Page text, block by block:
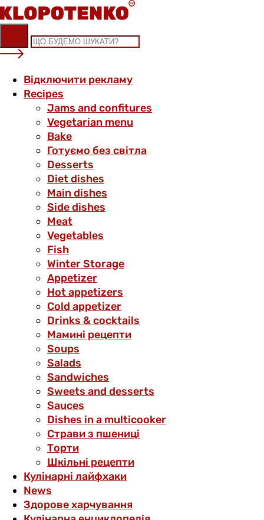
Skip
to
content
Відключити рекламу
Recipes
Jams and confitures
Vegetarian menu
Bake
Готуємо без світла
Desserts
Diet dishes
Main dishes
Side dishes
Meat
Vegetables
Fish
Winter Storage
Аppetizer
Hot appetizers
Cold appetizer
Drinks & cocktails
Мамині рецепти
Soups
Salads
Sandwiches
Sweets and desserts
Sauces
Dishes in a multicooker
Страви з пшениці
Торти
Шкільні рецепти
Кулінарні лайфхаки
News
Здорове харчування